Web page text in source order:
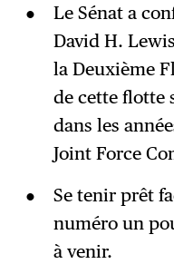
Le Sénat a
David H.
la Deuxième
de cette flotte
dans les
Joint Force
Se tenir prêt
numéro un
à venir.